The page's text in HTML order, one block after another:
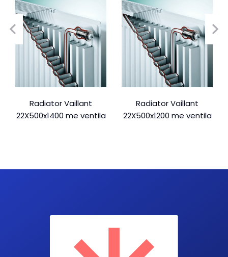
Radiator Vaillant
22X500x1400 me ventila
Radiator Vaillant
22X500x1200 me ventila